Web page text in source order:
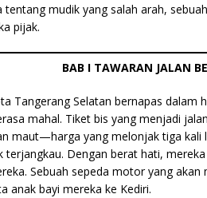
tentang mudik yang salah arah,
pijak.
BAB I TAWARAN JALAN
Tangerang Selatan bernapas dalam
mahal. Tiket bis yang menjadi
maut—harga yang melonjak tiga kali
terjangkau. Dengan berat hati,
Sebuah sepeda motor yang
anak bayi mereka ke Kediri.